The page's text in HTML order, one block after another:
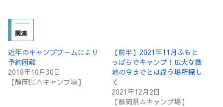
関連
近年のキャンプブームにより
予約困難
2018年10月30日
【静岡県△キャンプ場】
【前半】2021年11月ふもと
っぱらでキャンプ！広大な敷
地の今までとは違う場所探し
て
2021年12月2日
【静岡県△キャンプ場】